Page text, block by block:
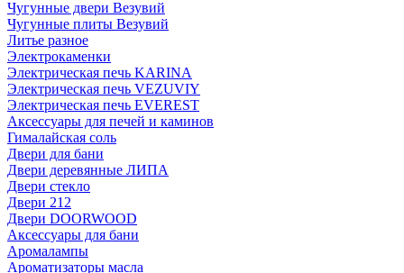
Чугунные двери Везувий
Чугунные плиты Везувий
Литье разное
Электрокаменки
Электрическая печь KARINA
Электрическая печь VEZUVIY
Электрическая печь EVEREST
Аксессуары для печей и каминов
Гималайская соль
Двери для бани
Двери деревянные ЛИПА
Двери стекло
Двери 212
Двери DOORWOOD
Аксессуары для бани
Аромалампы
Ароматизаторы масла